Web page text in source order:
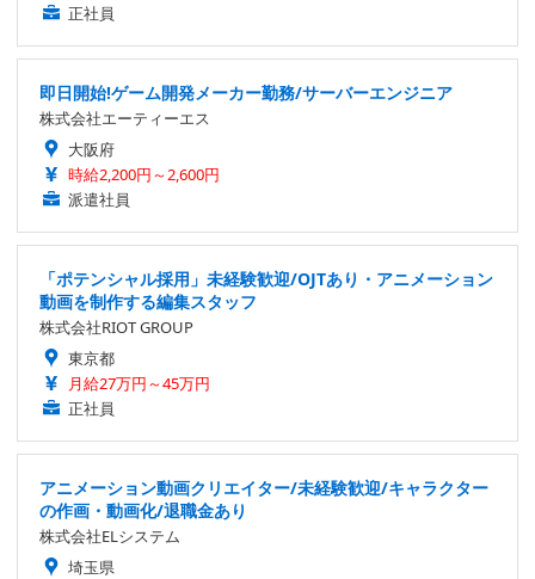
正社員
即日開始!ゲーム開発メーカー勤務/サーバーエンジニア
株式会社エーティーエス
大阪府
時給2,200円～2,600円
派遣社員
「ポテンシャル採用」未経験歓迎/OJTあり・アニメーション
動画を制作する編集スタッフ
株式会社RIOT GROUP
東京都
月給27万円～45万円
正社員
アニメーション動画クリエイター/未経験歓迎/キャラクター
の作画・動画化/退職金あり
株式会社ELシステム
埼玉県